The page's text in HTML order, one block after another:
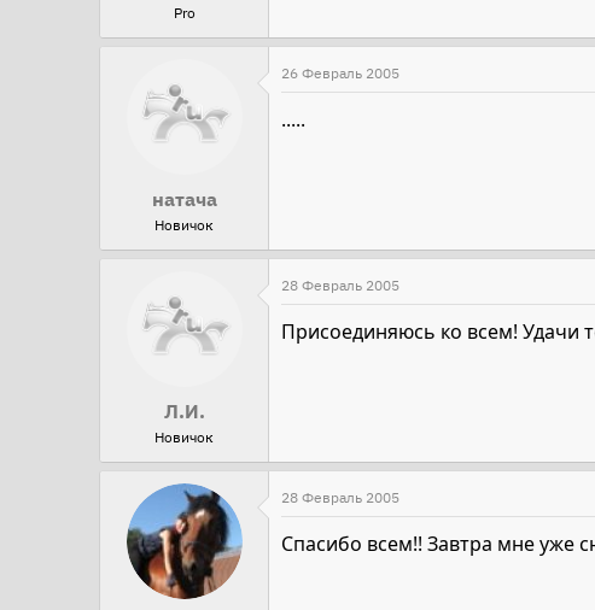
Pro
натача
Новичок
26 Февраль 2005
.....
Л.И.
Новичок
28 Февраль 2005
Присоединяюсь ко всем! Удачи
28 Февраль 2005
Спасибо всем!! Завтра мне уже